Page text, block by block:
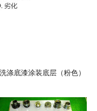
涤底漆涂装底层（粉色）